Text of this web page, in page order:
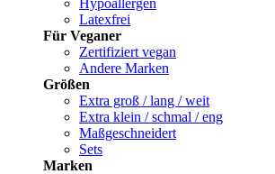
Hypoallergen
Latexfrei
Für Veganer
Zertifiziert vegan
Andere Marken
Größen
Extra groß / lang / weit
Extra klein / schmal / eng
Maßgeschneidert
Sets
Marken